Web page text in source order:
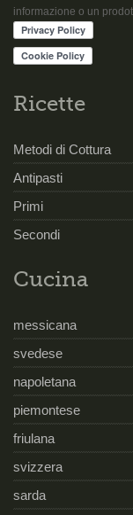
informazione o un
Ricette
Metodi di Cottura
Antipasti
Primi
Secondi
Cucina
messicana
svedese
napoletana
piemontese
friulana
svizzera
sarda